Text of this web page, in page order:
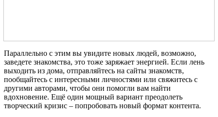
Параллельно с этим вы увидите новых людей, возможно,
заведете знакомства, это тоже заряжает энергией. Если лень
выходить из дома, отправляйтесь на сайты знакомств,
пообщайтесь с интересными личностями или свяжитесь с
другими авторами, чтобы они помогли вам найти
вдохновение. Ещё один мощный вариант преодолеть
творческий кризис – попробовать новый формат контента.